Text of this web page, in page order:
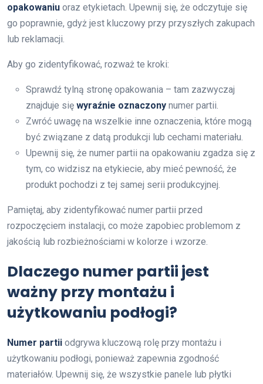
opakowaniu oraz etykietach. Upewnij się, że odczytuje się
go poprawnie, gdyż jest kluczowy przy przyszłych zakupach
lub reklamacji.
Aby go zidentyfikować, rozważ te kroki:
Sprawdź tylną stronę opakowania – tam zazwyczaj
znajduje się wyraźnie oznaczony numer partii.
Zwróć uwagę na wszelkie inne oznaczenia, które mogą
być związane z datą produkcji lub cechami materiału.
Upewnij się, że numer partii na opakowaniu zgadza się z
tym, co widzisz na etykiecie, aby mieć pewność, że
produkt pochodzi z tej samej serii produkcyjnej.
Pamiętaj, aby zidentyfikować numer partii przed
rozpoczęciem instalacji, co może zapobiec problemom z
jakością lub rozbieżnościami w kolorze i wzorze.
Dlaczego numer partii jest
ważny przy montażu i
użytkowaniu podłogi?
Numer partii odgrywa kluczową rolę przy montażu i
użytkowaniu podłogi, ponieważ zapewnia zgodność
materiałów. Upewnij się, że wszystkie panele lub płytki